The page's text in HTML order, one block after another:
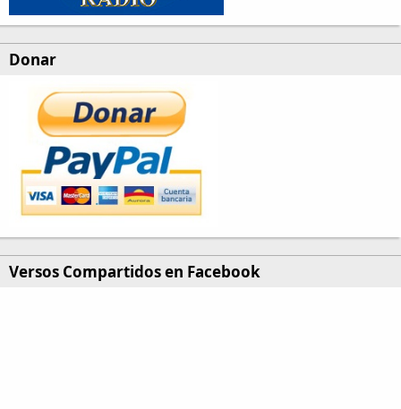
Donar
Versos Compartidos en Facebook